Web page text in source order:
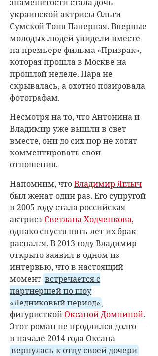
знаменитости стала дочь
украинской актрисы Ольги
Сумской Тоня Паперная. Впервые
молодых людей увидели вместе
на премьере фильма «Призрак»,
которая прошла в Москве на
прошлой неделе. Пара не
скрывалась, а охотно позировала
фотографам.
Несмотря на то, что Антонина и
Владимир уже вышли в свет
вместе, они до сих пор не хотят
комментировать свои
отношения.
Напомним, чтоВладимир Яглыч
был женат один раз. Его супругой
в 2005 году стала российская
актриса Светлана Ходченкова,
однако спустя пять лет их брак
распался. В 2013 году Владимир
открыто заявил в одном из
интервью, что в настоящий
момент встречается с
партнершей по шоу
«Ледниковый период» ,
фигуристкой Оксаной Домниной.
Этот роман не продлился долго —
в начале 2014 года Оксана
вернулась к отцу своей дочери